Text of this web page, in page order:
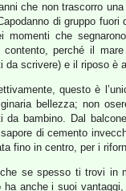
che non trascorro
di gruppo
momenti che
contento, perché il
da scrivere) e il riposo è
questo è
bellezza; non
bambino. Dal
di cemento
fino in centro, per i
se spesso ti trovi
anche i suoi